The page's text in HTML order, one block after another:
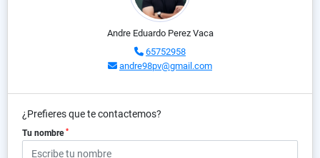
Andre Eduardo Perez Vaca
65752958
andre98pv@gmail.com
¿Prefieres que te contactemos?
Tu nombre *